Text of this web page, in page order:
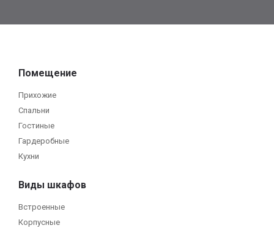
Помещение
Прихожие
Спальни
Гостиные
Гардеробные
Кухни
Виды шкафов
Встроенные
Корпусные